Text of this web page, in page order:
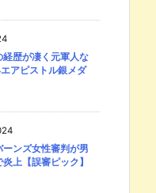
経歴が凄く元軍人な
アピストル銀メダ
ーンズ女性審判が男
上【誤審ピック】